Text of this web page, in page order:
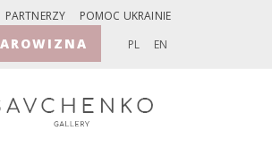
PARTNERZY POMOC UKRAINIE
PL EN